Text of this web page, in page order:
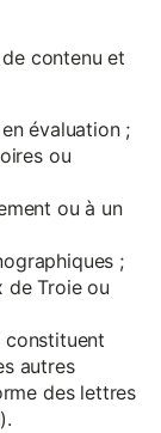
contenu et
évaluation ;
ou
ou à un
;
de Troie ou
constituent
autres
des lettres